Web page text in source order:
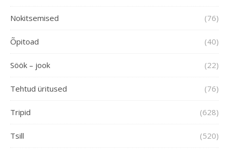
Nokitsemised (76)
Õpitoad (40)
Söök – jook (22)
Tehtud üritused (76)
Tripid (628)
Tsill (520)